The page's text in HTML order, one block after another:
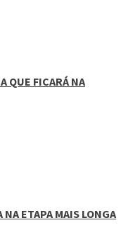
QUE FICARÁ NA
NA ETAPA MAIS LONGA